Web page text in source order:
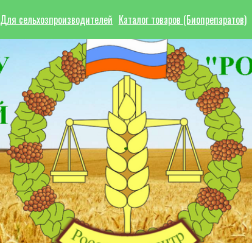
Для сельхозпроизводителей Каталог товаров (Биопрепаратов)